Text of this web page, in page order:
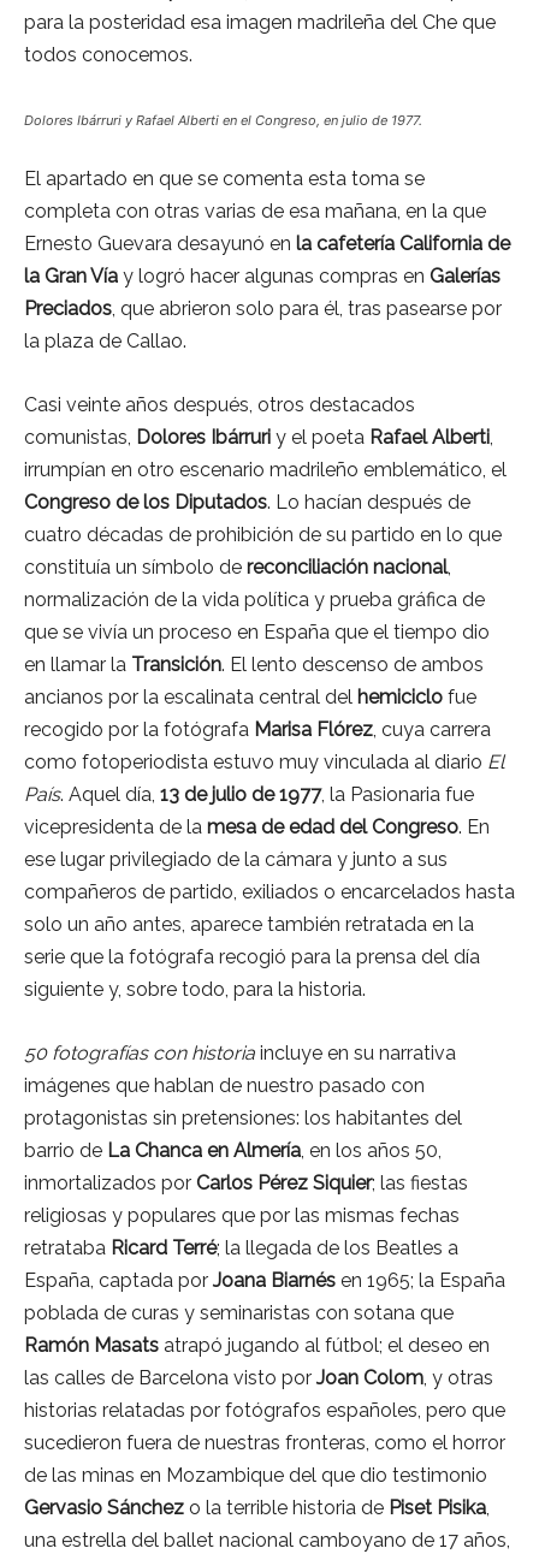
para la posteridad esa imagen madrileña del Che que
todos conocemos.
Dolores Ibárruri y Rafael Alberti en el Congreso, en julio de 1977.
El apartado en que se comenta esta toma se
completa con otras varias de esa mañana, en la que
Ernesto Guevara desayunó en la cafetería California de
la Gran Vía y logró hacer algunas compras en Galerías
Preciados, que abrieron solo para él, tras pasearse por
la plaza de Callao.
Casi veinte años después, otros destacados
comunistas, Dolores Ibárruri y el poeta Rafael Alberti,
irrumpían en otro escenario madrileño emblemático, el
Congreso de los Diputados. Lo hacían después de
cuatro décadas de prohibición de su partido en lo que
constituía un símbolo de reconciliación nacional,
normalización de la vida política y prueba gráfica de
que se vivía un proceso en España que el tiempo dio
en llamar la Transición. El lento descenso de ambos
ancianos por la escalinata central del hemiciclo fue
recogido por la fotógrafa Marisa Flórez, cuya carrera
como fotoperiodista estuvo muy vinculada al diario El
País. Aquel día, 13 de julio de 1977, la Pasionaria fue
vicepresidenta de la mesa de edad del Congreso. En
ese lugar privilegiado de la cámara y junto a sus
compañeros de partido, exiliados o encarcelados hasta
solo un año antes, aparece también retratada en la
serie que la fotógrafa recogió para la prensa del día
siguiente y, sobre todo, para la historia.
50 fotografías con historia incluye en su narrativa
imágenes que hablan de nuestro pasado con
protagonistas sin pretensiones: los habitantes del
barrio de La Chanca en Almería, en los años 50,
inmortalizados por Carlos Pérez Siquier; las fiestas
religiosas y populares que por las mismas fechas
retrataba Ricard Terré; la llegada de los Beatles a
España, captada por Joana Biarnés en 1965; la España
poblada de curas y seminaristas con sotana que
Ramón Masats atrapó jugando al fútbol; el deseo en
las calles de Barcelona visto por Joan Colom, y otras
historias relatadas por fotógrafos españoles, pero que
sucedieron fuera de nuestras fronteras, como el horror
de las minas en Mozambique del que dio testimonio
Gervasio Sánchez o la terrible historia de Piset Pisika,
una estrella del ballet nacional camboyano de 17 años,